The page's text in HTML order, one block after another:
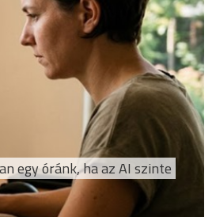
egy óránk, ha az AI szinte